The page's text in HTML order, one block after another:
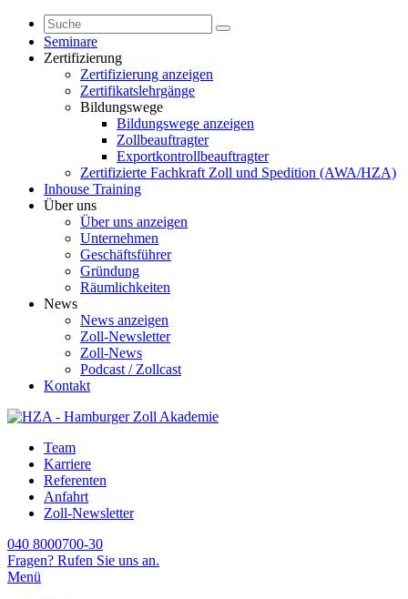
Seminare
Zertifizierung
Zertifizierung anzeigen
Zertifikatslehrgänge
Bildungswege
Bildungswege anzeigen
Zollbeauftragter
Exportkontrollbeauftragter
Zertifizierte Fachkraft Zoll und Spedition (AWA/HZA)
Inhouse Training
Über uns
Über uns anzeigen
Unternehmen
Geschäftsführer
Gründung
Räumlichkeiten
News
News anzeigen
Zoll-Newsletter
Zoll-News
Podcast / Zollcast
Kontakt
Team
Karriere
Referenten
Anfahrt
Zoll-Newsletter
040 8000700-30
Fragen? Rufen Sie uns an.
Menü